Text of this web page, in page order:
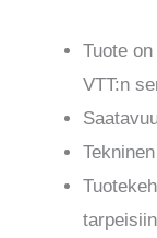
Tuote
VTT:n
tarpeisiin